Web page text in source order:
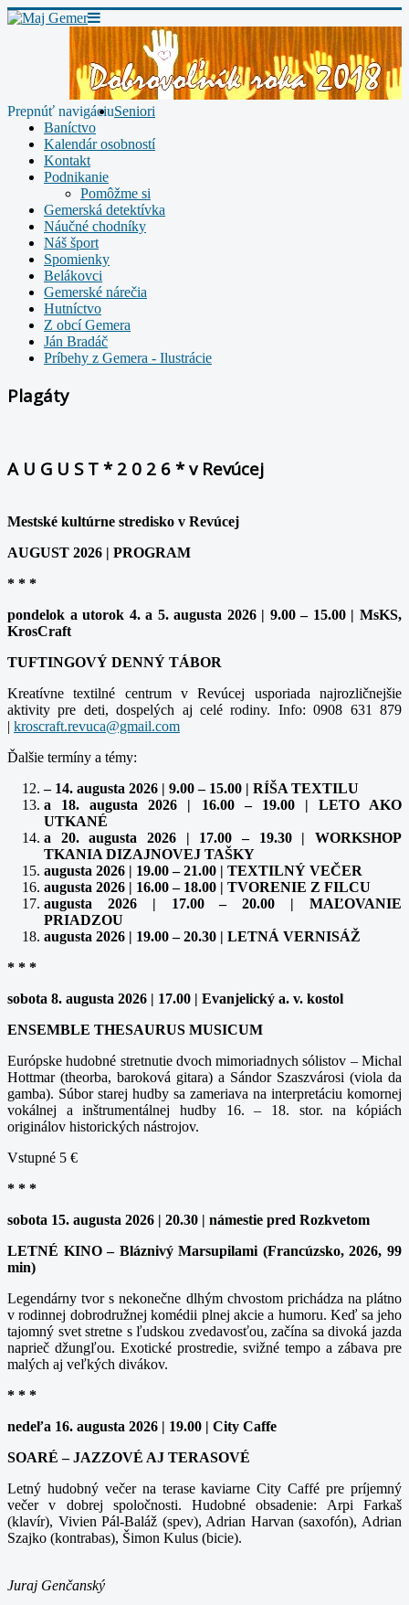
Prepnúť navigáciuSeniori
Baníctvo
Kalendár osobností
Kontakt
Podnikanie
Pomôžme si
Gemerská detektívka
Náučné chodníky
Náš šport
Spomienky
Belákovci
Gemerské nárečia
Hutníctvo
Z obcí Gemera
Ján Bradáč
Príbehy z Gemera - Ilustrácie
Plagáty
A U G U S T * 2 0 2 6 * v Revúcej
Mestské kultúrne stredisko v Revúcej
AUGUST 2026 | PROGRAM
* * *
pondelok a utorok 4. a 5. augusta 2026 | 9.00 – 15.00 | MsKS,
KrosCraft
TUFTINGOVÝ DENNÝ TÁBOR
Kreatívne textilné centrum v Revúcej usporiada najrozličnejšie
aktivity pre deti, dospelých aj celé rodiny. Info: 0908 631 879
|
Ďalšie termíny a témy:
– 14. augusta 2026 | 9.00 – 15.00 | RÍŠA TEXTILU
a 18. augusta 2026 | 16.00 – 19.00 | LETO AKO
UTKANÉ
a 20. augusta 2026 | 17.00 – 19.30 | WORKSHOP
TKANIA DIZAJNOVEJ TAŠKY
augusta 2026 | 19.00 – 21.00 | TEXTILNÝ VEČER
augusta 2026 | 16.00 – 18.00 | TVORENIE Z FILCU
augusta 2026 | 17.00 – 20.00 | MAĽOVANIE
PRIADZOU
augusta 2026 | 19.00 – 20.30 | LETNÁ VERNISÁŽ
* * *
sobota 8. augusta 2026 | 17.00 | Evanjelický a. v. kostol
ENSEMBLE THESAURUS MUSICUM
Európske hudobné stretnutie dvoch mimoriadnych sólistov – Michal
Hottmar (theorba, baroková gitara) a Sándor Szaszvárosi (viola da
gamba). Súbor starej hudby sa zameriava na interpretáciu komornej
vokálnej a inštrumentálnej hudby 16. – 18. stor. na kópiách
originálov historických nástrojov.
Vstupné 5 €
* * *
sobota 15. augusta 2026 | 20.30 | námestie pred Rozkvetom
LETNÉ KINO – Bláznivý Marsupilami (Francúzsko, 2026, 99
min)
Legendárny tvor s nekonečne dlhým chvostom prichádza na plátno
v rodinnej dobrodružnej komédii plnej akcie a humoru. Keď sa jeho
tajomný svet stretne s ľudskou zvedavosťou, začína sa divoká jazda
naprieč džungľou. Exotické prostredie, svižné tempo a zábava pre
malých aj veľkých divákov.
* * *
nedeľa 16. augusta 2026 | 19.00 | City Caffe
SOARÉ – JAZZOVÉ AJ TERASOVÉ
Letný hudobný večer na terase kaviarne City Caffé pre príjemný
večer v dobrej spoločnosti. Hudobné obsadenie: Arpi Farkaš
(klavír), Vivien Pál-Baláž (spev), Adrian Harvan (saxofón), Adrian
Szajko (kontrabas), Šimon Kulus (bicie).
Juraj Genčanský